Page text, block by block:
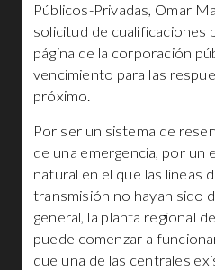
Públicos-Privadas, Omar
solicitud de cualificaciones
página de la corporación
vencimiento para las
próximo.
Por ser un sistema de
de una emergencia, por un
natural en el que las líneas
transmisión no hayan sido
general, la planta regional
puede comenzar a
que una de las centrales